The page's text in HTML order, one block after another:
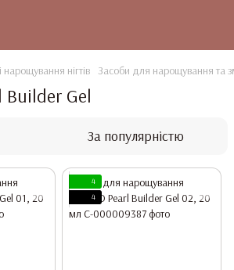
нігтів Засоби для нарощування та
Builder Gel
За популярністю
4
4